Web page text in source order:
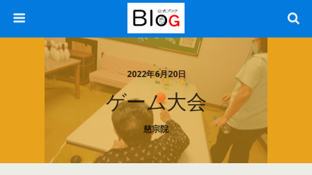
2022年6月20日
ゲーム大会
慈宗院